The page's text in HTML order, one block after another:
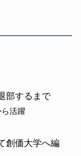
部するまで
活躍
創価大学へ編